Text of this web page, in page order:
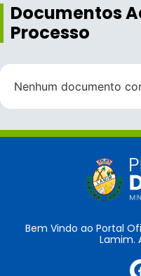
Documentos
Processo
Nenhum documento
Bem Vindo ao Portal
Lamim.